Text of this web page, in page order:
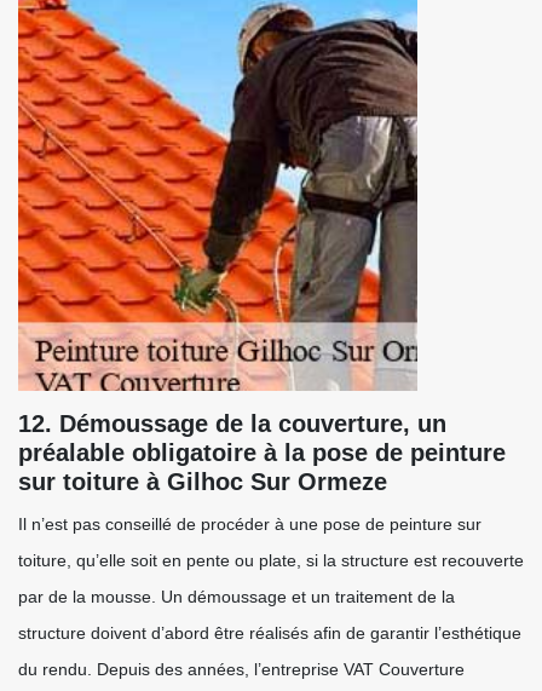
12. Démoussage de la couverture, un
préalable obligatoire à la pose de peinture
sur toiture à Gilhoc Sur Ormeze
Il n’est pas conseillé de procéder à une pose de peinture sur
toiture, qu’elle soit en pente ou plate, si la structure est recouverte
par de la mousse. Un démoussage et un traitement de la
structure doivent d’abord être réalisés afin de garantir l’esthétique
du rendu. Depuis des années, l’entreprise VAT Couverture